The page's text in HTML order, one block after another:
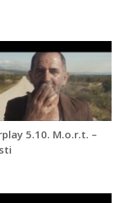
5.10. M.o.r.t. –